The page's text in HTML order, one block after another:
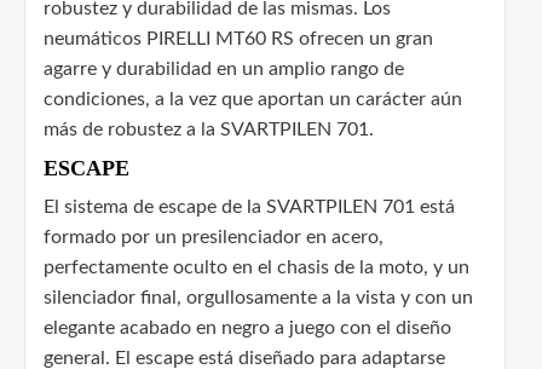
robustez y durabilidad de las mismas. Los
neumáticos PIRELLI MT60 RS ofrecen un gran
agarre y durabilidad en un amplio rango de
condiciones, a la vez que aportan un carácter aún
más de robustez a la SVARTPILEN 701.
ESCAPE
El sistema de escape de la SVARTPILEN 701 está
formado por un presilenciador en acero,
perfectamente oculto en el chasis de la moto, y un
silenciador final, orgullosamente a la vista y con un
elegante acabado en negro a juego con el diseño
general. El escape está diseñado para adaptarse